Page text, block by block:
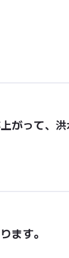
がって、
ます。